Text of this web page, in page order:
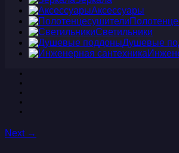
Аксессуары
Светильники
Душевые
Next →